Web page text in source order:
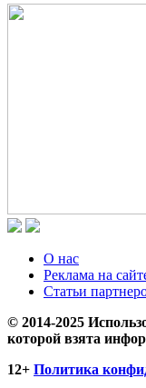
О нас
Реклама на
Статьи
© 2014-2025
которой взята
12+ Политика